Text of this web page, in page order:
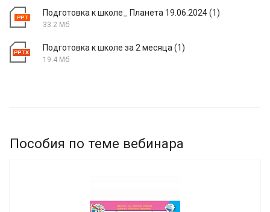
Подготовка к школе_ Планета 19.06.2024 (1)
33.2 Мб
Подготовка к школе за 2 месяца (1)
19.4 Мб
Пособия по теме вебинара